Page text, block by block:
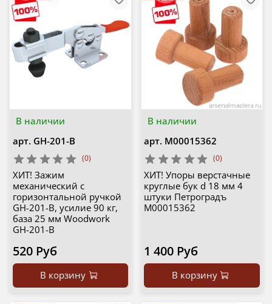
В наличии
арт. GH-201-B
(0)
ХИТ! Зажим
механический с
горизонтальной ручкой
GH-201-B, усилие 90 кг,
база 25 мм Woodwork
GH-201-B
520 Руб
В корзину
В наличии
арт. М00015362
(0)
ХИТ! Упоры верстачные
круглые бук d 18 мм 4
штуки Петроградъ
М00015362
1 400 Руб
В корзину